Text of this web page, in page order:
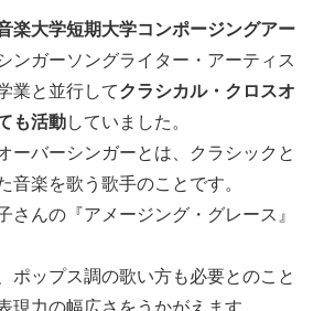
楽大学短期大学コンポージングアー
ンガーソングライター・アーティス
業と並行してクラシカル・クロスオ
も活動していました。
ーバーシンガーとは、クラシックと
音楽を歌う歌手のことです。
さんの『アメージング・グレース』
ポップス調の歌い方も必要とのこと
現力の幅広さをうかがえます。